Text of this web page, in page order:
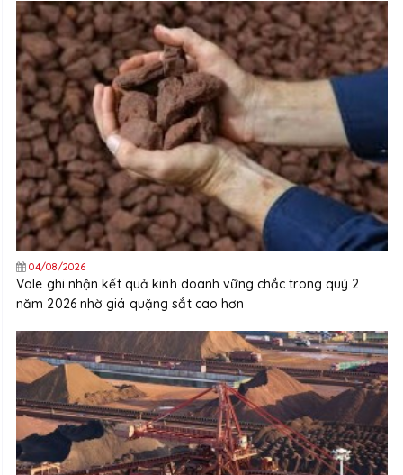
04/08/2026
Vale ghi nhận kết quả kinh doanh vững chắc trong quý 2
năm 2026 nhờ giá quặng sắt cao hơn